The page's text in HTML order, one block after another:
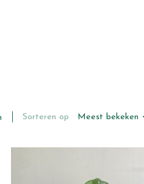
Sorteren op Meest bekeken